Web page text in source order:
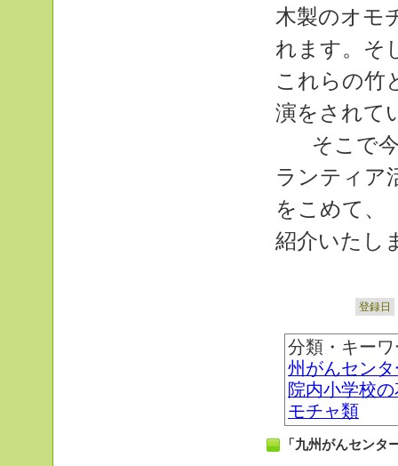
木製のオモ
れます。そ
これらの竹
演をされて
そこで今
ランティア
をこめて、
紹介いたし
登録日
分類・キー
州がんセンタ
院内小学校
モチャ類
「九州がんセン